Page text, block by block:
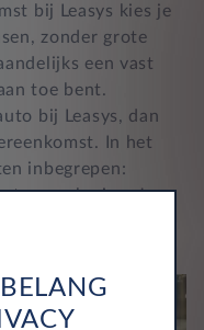
bij Leasys kies je
zonder grote
een vast
toe bent.
bij Leasys, dan
In het
inbegrepen:
Je